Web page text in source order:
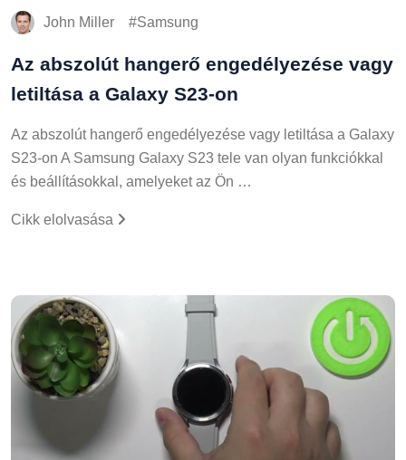
John Miller Samsung
Az abszolút hangerő engedélyezése vagy
letiltása a Galaxy S23-on
Az abszolút hangerő engedélyezése vagy letiltása a Galaxy
S23-on A Samsung Galaxy S23 tele van olyan funkciókkal
és beállításokkal, amelyeket az Ön …
Cikk elolvasása